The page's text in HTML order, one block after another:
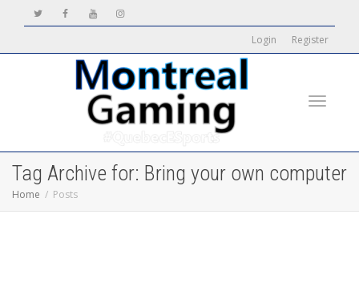
Login Register
Tag Archive for: Bring your own computer
Home Posts